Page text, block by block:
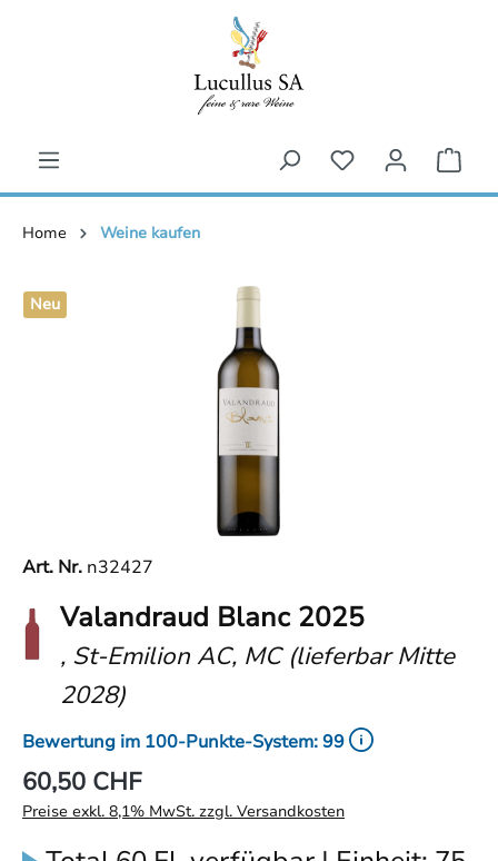
Home Weine kaufen
Neu
Art. Nr. n32427
Valandraud Blanc 2025
, St-Emilion AC, MC (lieferbar Mitte
2028)
Bewertung im 100-Punkte-System: 99
60,50 CHF
Preise exkl. 8,1% MwSt. zzgl. Versandkosten